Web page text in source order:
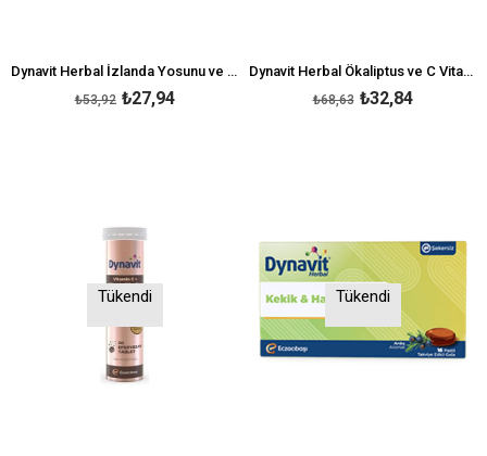
Dynavit Herbal İzlanda Yosunu ve C Vitamini Pastil
₺27,94
₺53,92
Dynavit Herbal Ökaliptus ve C Vitamini Pastil
₺32,84
₺68,63
Tükendi Tükendi